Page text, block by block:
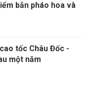
bắn pháo hoa và
tốc Châu Đốc -
một năm